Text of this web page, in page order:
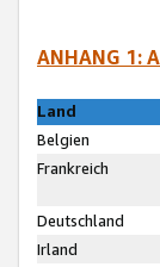
ANHANG 1:
Land
Belgien
Frankreich
Deutschland
Irland